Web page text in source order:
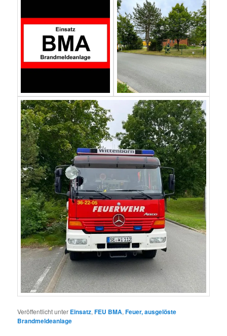
Veröffentlicht unter Einsatz,FEU BMA,Feuer, ausgelöste
Brandmeldeanlage